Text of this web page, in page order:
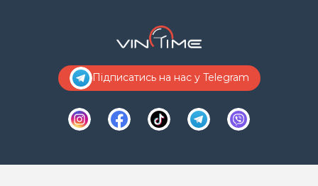
Підписатись на нас у Telegram